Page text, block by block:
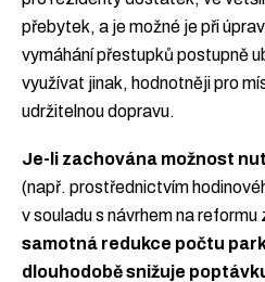
přebytek, a je možné je při
vymáhání přestupků postupně
využívat jinak, hodnotněji pro
udržitelnou dopravu.
Je-li zachována možnost
(např. prostřednictvím
v souladu s návrhem na reformu
samotná redukce počtu
dlouhodobě snižuje